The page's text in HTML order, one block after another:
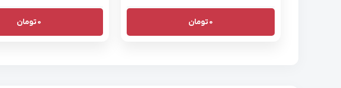
0تومان 0تومان